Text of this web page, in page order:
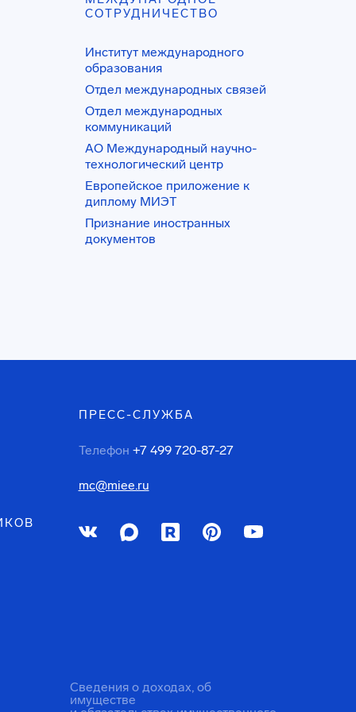
СОТРУДНИЧЕСТВО
Институт международного
образования
Отдел международных связей
Отдел международных
коммуникаций
АО Международный научно-
технологический центр
Европейское приложение к
диплому МИЭТ
Признание иностранных
документов
ПРЕСС-СЛУЖБА
Телефон +7 499 720-87-27
mc@miee.ru
Сведения о доходах, об
имуществе